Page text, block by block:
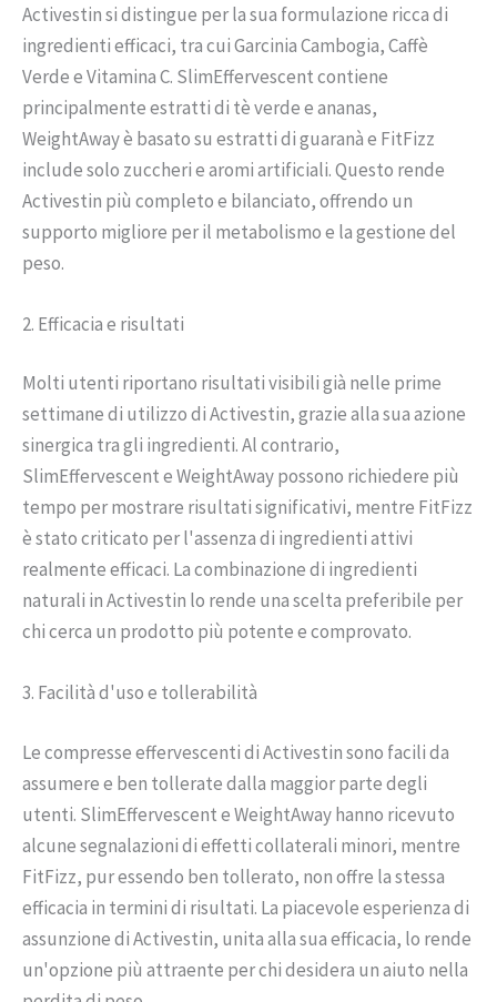
Activestin si distingue per la sua formulazione ricca di
ingredienti efficaci, tra cui Garcinia Cambogia, Caffè
Verde e Vitamina C. SlimEffervescent contiene
principalmente estratti di tè verde e ananas,
WeightAway è basato su estratti di guaranà e FitFizz
include solo zuccheri e aromi artificiali. Questo rende
Activestin più completo e bilanciato, offrendo un
supporto migliore per il metabolismo e la gestione del
peso.
2. Efficacia e risultati
Molti utenti riportano risultati visibili già nelle prime
settimane di utilizzo di Activestin, grazie alla sua azione
sinergica tra gli ingredienti. Al contrario,
SlimEffervescent e WeightAway possono richiedere più
tempo per mostrare risultati significativi, mentre FitFizz
è stato criticato per l'assenza di ingredienti attivi
realmente efficaci. La combinazione di ingredienti
naturali in Activestin lo rende una scelta preferibile per
chi cerca un prodotto più potente e comprovato.
3. Facilità d'uso e tollerabilità
Le compresse effervescenti di Activestin sono facili da
assumere e ben tollerate dalla maggior parte degli
utenti. SlimEffervescent e WeightAway hanno ricevuto
alcune segnalazioni di effetti collaterali minori, mentre
FitFizz, pur essendo ben tollerato, non offre la stessa
efficacia in termini di risultati. La piacevole esperienza di
assunzione di Activestin, unita alla sua efficacia, lo rende
un'opzione più attraente per chi desidera un aiuto nella